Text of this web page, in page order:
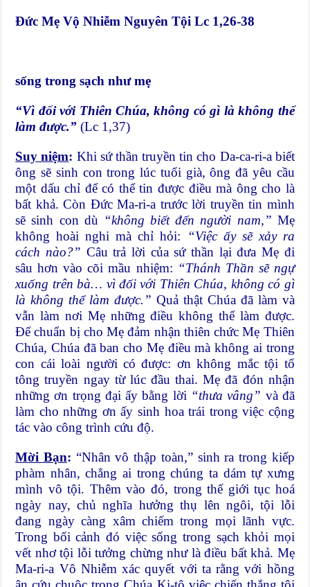
Đức Mẹ Vộ Nhiễm Nguyên Tội Lc 1,26-38
sống trong sạch như mẹ
“Vì đối với Thiên Chúa, không có gì là không thể
làm được.”(Lc 1,37)
Suy niệm: Khi sứ thần truyền tin cho Da-ca-ri-a biết
ông sẽ sinh con trong lúc tuổi già, ông đã yêu cầu
một dấu chỉ để có thể tin được điều mà ông cho là
bất khả. Còn Đức Ma-ri-a trước lời truyền tin mình
sẽ sinh con dù “không biết đến người nam,” Mẹ
không hoài nghi mà chỉ hỏi:
“Việc ấy sẽ xảy ra
cách nào?” Câu trả lời của sứ thần lại đưa Mẹ đi
sâu hơn vào cõi mầu nhiệm: “Thánh Thần sẽ ngự
xuống trên bà… vì đối với Thiên Chúa, không có gì
là không thể làm được.” Quả thật Chúa đã làm và
vẫn làm nơi Mẹ những điều không thể làm được.
Để chuẩn bị cho Mẹ đảm nhận thiên chức Mẹ Thiên
Chúa, Chúa đã ban cho Mẹ điều mà không ai trong
con cái loài người có được: ơn không mắc tội tổ
tông truyền ngay từ lúc đầu thai. Mẹ đã đón nhận
những ơn trọng đại ấy bằng lời “thưa vâng” và đã
làm cho những ơn ấy sinh hoa trái trong việc cộng
tác vào công trình cứu độ.
Mời Bạn: “Nhân vô thập toàn,” sinh ra trong kiếp
phàm nhân, chẳng ai trong chúng ta dám tự xưng
mình vô tội. Thêm vào đó, trong thế giới tục hoá
ngày nay, chủ nghĩa hưởng thụ lên ngôi, tội lỗi
đang ngày càng xâm chiếm trong mọi lãnh vực.
Trong bối cảnh đó việc sống trong sạch khỏi mọi
vết nhơ tội lỗi tưởng chừng như là điều bất khả. Mẹ
Ma-ri-a Vô Nhiễm xác quyết với ta rằng với hồng